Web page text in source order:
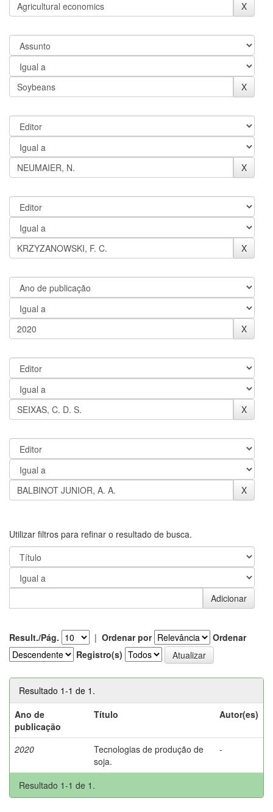
Utilizar filtros para refinar o resultado de busca.
Result./Pág. | Ordenar por
Ordenar
Registro(s)
Resultado 1-1 de 1.
Ano de
publicação
Título Autor(es)
2020
Tecnologias de produção de
soja.
-
Resultado 1-1 de 1.